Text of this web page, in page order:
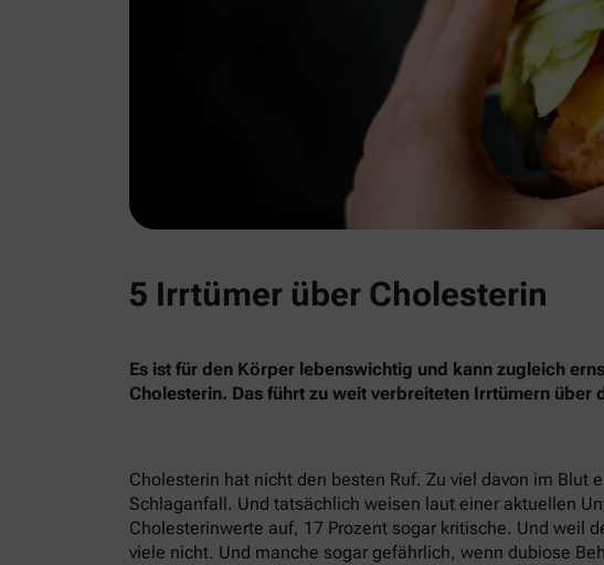
5 Irrtümer über Cholesterin
Es ist für den Körper lebenswichtig und kann zugleich
Cholesterin. Das führt zu weit verbreiteten Irrtümern
Cholesterin hat nicht den besten Ruf. Zu viel davon im Blut
Schlaganfall. Und tatsächlich weisen laut einer aktuellen
Cholesterinwerte auf, 17 Prozent sogar kritische. Und weil
viele nicht. Und manche sogar gefährlich, wenn dubiose